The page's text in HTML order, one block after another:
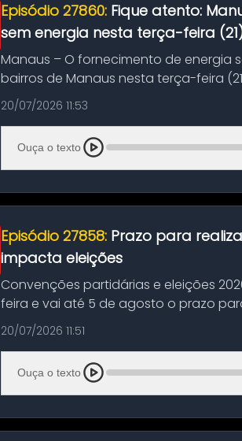
Episódio 27860: Fique atento:
sem energia nesta terça-feira
Manaus – O fornecimento de energia
bairros de Manaus nesta terça-feira
serviços de manuten...
20/07/2026 11:53
Ouça o texto
Episódio 27858: Prazo para
impacta eleições
Convenções partidárias e eleições
feira e vai até 5 de agosto o prazo
suas convençõ...
20/07/2026 11:51
Ouça o texto